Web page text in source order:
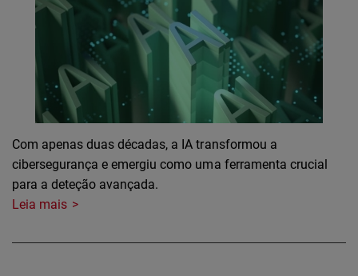
Com apenas duas décadas, a IA transformou a
cibersegurança e emergiu como uma ferramenta crucial
para a deteção avançada.
Leia mais